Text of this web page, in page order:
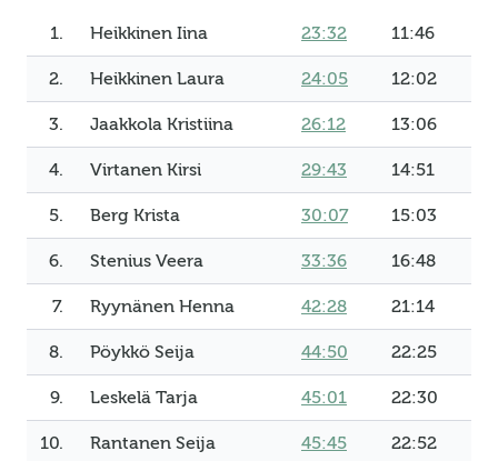
1. Heikkinen Iina 23:32 11:46
2. Heikkinen Laura 24:05 12:02
3. Jaakkola Kristiina 26:12 13:06
4. Virtanen Kirsi 29:43 14:51
5. Berg Krista 30:07 15:03
6. Stenius Veera 33:36 16:48
7. Ryynänen Henna 42:28 21:14
8. Pöykkö Seija 44:50 22:25
9. Leskelä Tarja 45:01 22:30
10. Rantanen Seija 45:45 22:52